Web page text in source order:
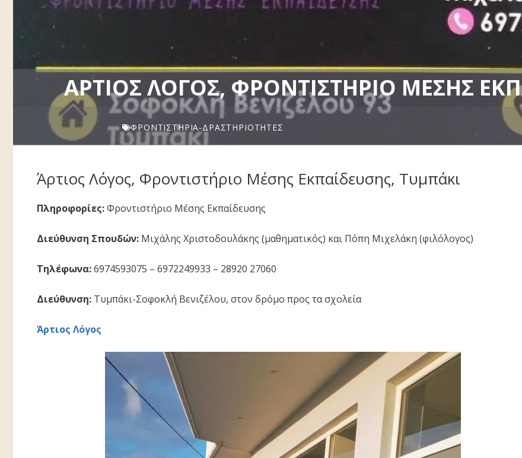
ΆΡΤΙΟΣ ΛΌΓΟΣ, ΦΡΟΝΤΙΣΤΉΡΙΟ ΜΈΣΗΣ
ΦΡΟΝΤΙΣΤΉΡΙΑ-ΔΡΑΣΤΗΡΙΌΤΗΤΕΣ
Άρτιος Λόγος, Φροντιστήριο Μέσης Εκπαίδευσης, Τυμπάκι
Πληροφορίες:Φροντιστήριο Μέσης Εκπαίδευσης
Διεύθυνση Σπουδών: Μιχάλης Χριστοδουλάκης (μαθηματικός) και Πόπη Μιχελάκη (φιλόλογος)
Τηλέφωνα:6974593075 – 6972249933 – 28920 27060
Διεύθυνση: Τυμπάκι-Σοφοκλή Βενιζέλου, στον δρόμο προς τα σχολεία
Άρτιος Λόγος